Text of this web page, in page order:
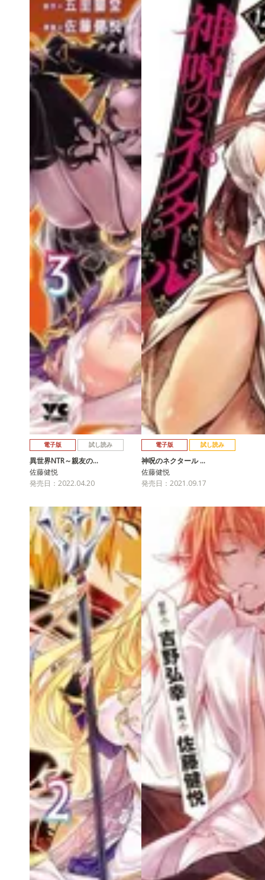
電子版 試し読み
異世界NTR～親友の…
佐藤健悦
発売日：2022.04.20
電子版 試し読み
神呪のネクタール …
佐藤健悦
発売日：2021.09.17